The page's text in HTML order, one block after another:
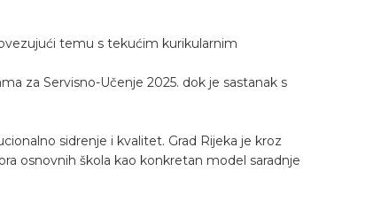
temu s tekućim kurikularnim
za Servisno-Učenje 2025. dok je sastanak s
sidrenje i kvalitet. Grad Rijeka je kroz
osnovnih škola kao konkretan model saradnje